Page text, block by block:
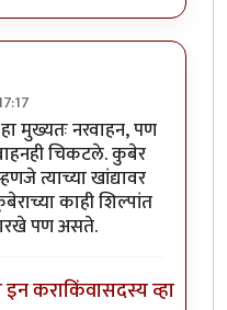
मुख्यतः नरवाहन, पण
चिकटले. कुबेर
त्याच्या खांद्यावर
काही शिल्पांत
पण असते.
इन कराकिंवासदस्य व्हा